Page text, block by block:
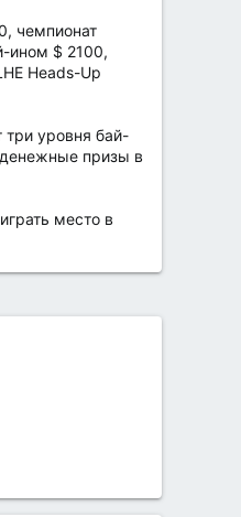
чемпионат
ином $ 2100,
Heads-Up
уровня бай-
призы в
место в